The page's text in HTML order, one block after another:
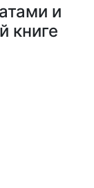
и
книге